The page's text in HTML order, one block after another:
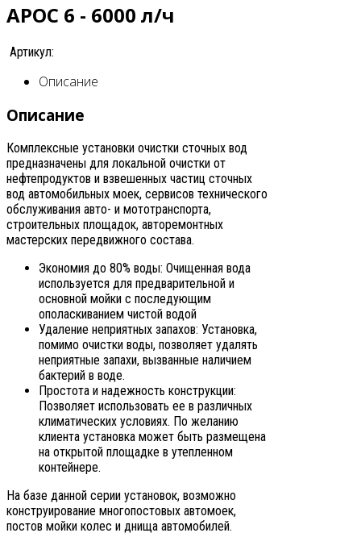
АРОС 6 - 6000 л/ч
Артикул:
Описание
Описание
Комплексные установки очистки сточных вод
предназначены для локальной очистки от
нефтепродуктов и взвешенных частиц сточных
вод автомобильных моек, сервисов технического
обслуживания авто- и мототранспорта,
строительных площадок, авторемонтных
мастерских передвижного состава.
Экономия до 80% воды: Очищенная вода
используется для предварительной и
основной мойки с последующим
ополаскиванием чистой водой
Удаление неприятных запахов: Установка,
помимо очистки воды, позволяет удалять
неприятные запахи, вызванные наличием
бактерий в воде.
Простота и надежность конструкции:
Позволяет использовать ее в различных
климатических условиях. По желанию
клиента установка может быть размещена
на открытой площадке в утепленном
контейнере.
На базе данной серии установок, возможно
конструирование многопостовых автомоек,
постов мойки колес и днища автомобилей.